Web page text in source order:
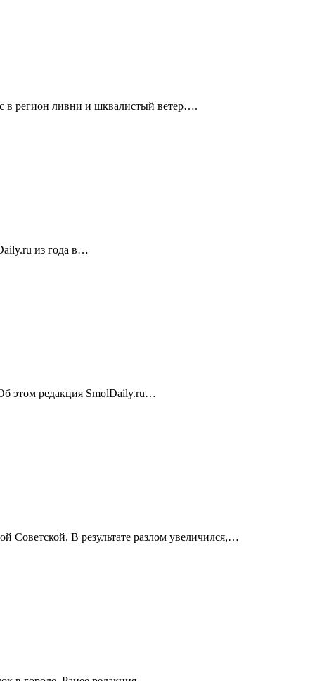
в регион ливни и шквалистый ветер….
из года в…
этом редакция SmolDaily.ru…
Советской. В результате разлом увеличился,…